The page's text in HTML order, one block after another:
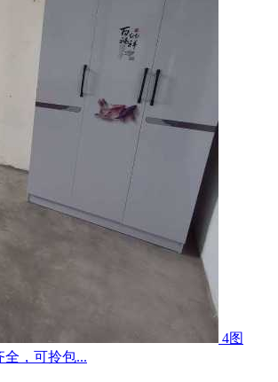
4图
，可拎包...